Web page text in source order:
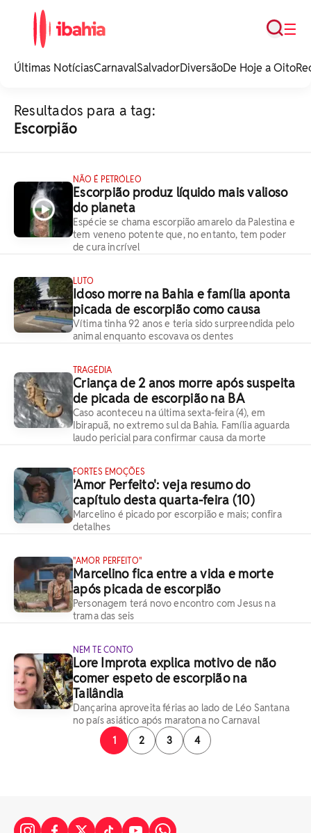
noticias e
☰
Busca
Últimas NotíciasCarnavalSalvadorDiversãoDe Hoje a Oito
Resultados para a tag:
Escorpião
NÃO É PETRÓLEO
Escorpião produz líquido mais valioso
do planeta
Espécie se chama escorpião amarelo da Palestina e
tem veneno potente que, no entanto, tem poder
de cura incrível
LUTO
Idoso morre na Bahia e família aponta
picada de escorpião como causa
Vítima tinha 92 anos e teria sido surpreendida pelo
animal enquanto escovava os dentes
TRAGÉDIA
Criança de 2 anos morre após suspeita
de picada de escorpião na BA
Caso aconteceu na última sexta-feira (4), em
Ibirapuã, no extremo sul da Bahia. Família aguarda
laudo pericial para confirmar causa da morte
FORTES EMOÇÕES
'Amor Perfeito': veja resumo do
capítulo desta quarta-feira (10)
Marcelino é picado por escorpião e mais; confira
detalhes
"AMOR PERFEITO"
Marcelino fica entre a vida e morte
após picada de escorpião
Personagem terá novo encontro com Jesus na
trama das seis
NEM TE CONTO
Lore Improta explica motivo de não
comer espeto de escorpião na
Tailândia
Dançarina aproveita férias ao lado de Léo Santana
no país asiático após maratona no Carnaval
1
2 3 4